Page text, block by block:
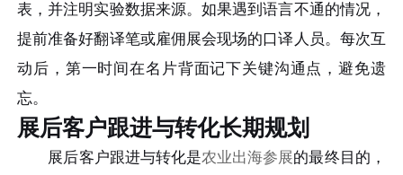
表，并注明实验数据来源。如果遇到语言不通的情况，
提前准备好翻译笔或雇佣展会现场的口译人员。每次互
动后，第一时间在名片背面记下关键沟通点，避免遗
忘。
展后客户跟进与转化长期规划
展后客户跟进与转化是农业出海参展的最终目的，